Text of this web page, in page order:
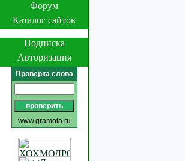
Форум
Каталог сайтов
Подписка
Авторизация
Проверка слова
www.gramota.ru